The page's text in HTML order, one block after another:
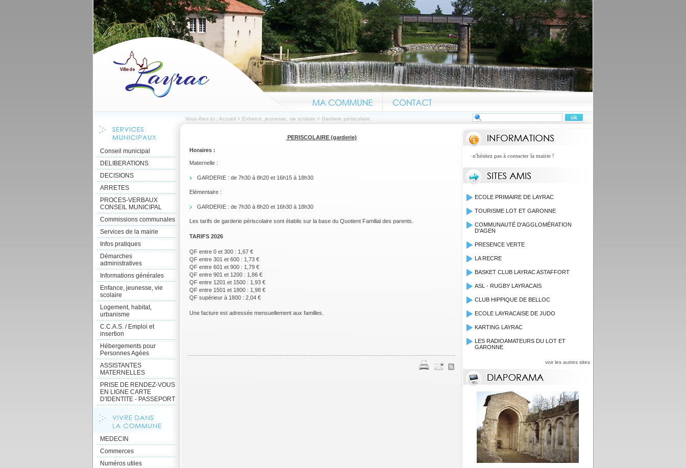
Vous êtes ici : Accueil > Enfance, jeunesse, vie scolaire > Garderie périscolaire
Conseil municipal
DELIBERATIONS
DECISIONS
ARRETES
PROCES-VERBAUX
CONSEIL MUNICIPAL
Commissions communales
Services de la mairie
Infos pratiques
Démarches
administratives
Informations générales
Enfance, jeunesse, vie
scolaire
Logement, habitat,
urbanisme
C.C.A.S. / Emploi et
insertion
Hébergements pour
Personnes Agées
ASSISTANTES
MATERNELLES
PRISE DE RENDEZ-VOUS
EN LIGNE CARTE
D'IDENTITE - PASSEPORT
MEDECIN
Commerces
Numéros utiles
PERISCOLAIRE (garderie)
Horaires :
Maternelle :
GARDERIE : de 7h30 à 8h20 et 16h15 à 18h30
Elémentaire :
GARDERIE : de 7h30 à 8h20 et 16h30 à 18h30
Les tarifs de garderie périscolaire sont établis sur la base du Quotient Familial des parents.
TARIFS 2026
QF entre 0 et 300 : 1,67 €
QF entre 301 et 600 : 1,73 €
QF entre 601 et 900 : 1,79 €
QF entre 901 et 1200 : 1,86 €
QF entre 1201 et 1500 : 1,93 €
QF entre 1501 et 1800 : 1,98 €
QF supérieur à 1800 : 2,04 €
Une facture est adressée mensuellement aux familles.
Information canicule n'hésitez pas à contacter la mairie !
ECOLE PRIMAIRE DE LAYRAC
TOURISME LOT ET GARONNE
COMMUNAUTÉ D'AGGLOMÉRATION
D'AGEN
PRESENCE VERTE
LA RECRE
BASKET CLUB LAYRAC ASTAFFORT
ASL - RUGBY LAYRACAIS
CLUB HIPPIQUE DE BELLOC
ECOLE LAYRACAISE DE JUDO
KARTING LAYRAC
LES RADIOAMATEURS DU LOT ET
GARONNE
voir les autres sites